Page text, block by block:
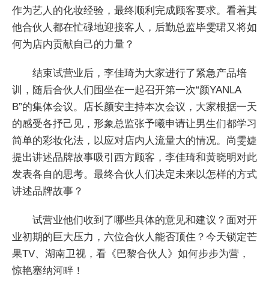
作为艺人的化妆经验，最终顺利完成顾客要求。看着其
他合伙人都在忙碌地迎接客人，后勤总监毕雯珺又将如
何为店内贡献自己的力量？
结束试营业后，李佳琦为大家进行了紧急产品培
训，随后合伙人们围坐在一起召开第一次“颜YANLA
B”的集体会议。店长颜安主持本次会议，大家根据一天
的感受各抒己见，形象总监张予曦申请让男生们都学习
简单的彩妆化法，以应对店内人流量大的情况。尚雯婕
提出讲述品牌故事吸引西方顾客，李佳琦和黄晓明对此
发表各自的思考。最终合伙人们决定未来以怎样的方式
讲述品牌故事？
试营业他们收到了哪些具体的意见和建议？面对开
业初期的巨大压力，六位合伙人能否顶住？今天锁定芒
果TV、湖南卫视，看《巴黎合伙人》如何步步为营，
惊艳塞纳河畔！